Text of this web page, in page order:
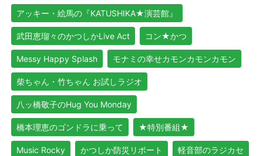
アッキー・絵馬の『KATUSHIKA★演芸館』
武田恵瑠々のかつしかLive Act コン★かつ
Messy Happy Splash モナミの幸せカモンカモンカモン
柴ちゃん・竹ちゃん お試しラジオ
八ッ橋敬子のHug You Monday
橋本理恵のゴンドラに乗って ★特別番組★
Music Rocky かつしか防災リポート 軽音部のラジカセ